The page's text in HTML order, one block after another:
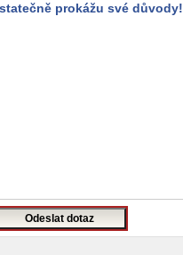
prokážu své důvody!